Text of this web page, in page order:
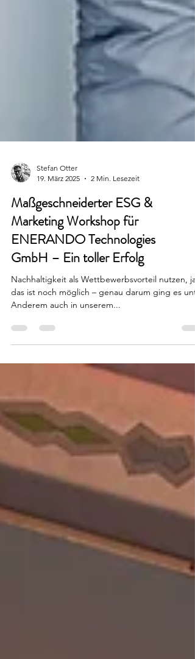
Stefan Otter
19. März 2025
2 Min. Lesezeit
Maßgeschneiderter ESG &
Marketing Workshop für
ENERANDO Technologies
GmbH – Ein toller Erfolg
Nachhaltigkeit als Wettbewerbsvorteil nutzen, ja
Anderem auch in unserem...